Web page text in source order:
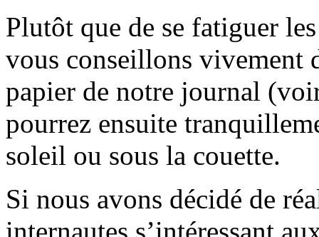
Plutôt que de se fatiguer
vous conseillons vivement
papier de notre journal
pourrez ensuite
soleil ou sous la couette.
Si nous avons décidé de